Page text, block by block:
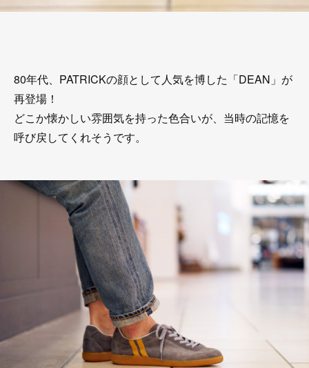
80年代、PATRICKの顔として人気を博した「DEAN」が
再登場！
どこか懐かしい雰囲気を持った色合いが、当時の記憶を
呼び戻してくれそうです。